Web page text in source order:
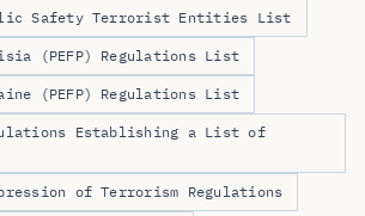
Safety Terrorist Entities List
(PEFP) Regulations List
(PEFP) Regulations List
Establishing a List of
of Terrorism Regulations